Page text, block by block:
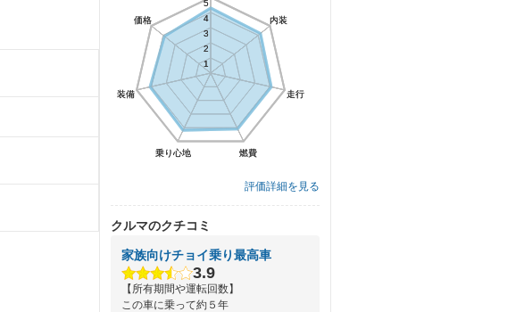
内装
走行
燃費
乗り心地
装備
価格
1
2
3
4
5
内装
走行
燃費
乗り心地
装備
価格
1
2
3
4
5
評価詳細を見る
クルマのクチコミ
家族向けチョイ乗り最高車
3.9
【所有期間や運転回数】
この車に乗って約５年